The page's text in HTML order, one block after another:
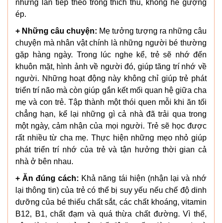
những lần tiếp theo trong thích thú, không hề gượng
ép.
+ Những câu chuyện: Mẹ tưởng tượng ra những câu
chuyện mà nhân vật chính là những người bé thường
gặp hàng ngày. Trong lúc nghe kể, trẻ sẽ nhớ đến
khuôn mặt, hình ảnh về người đó, giúp tăng trí nhớ về
người. Những hoạt động này không chỉ giúp trẻ phát
triển trí não mà còn giúp gắn kết mối quan hệ giữa cha
mẹ và con trẻ. Tập thành một thói quen mỗi khi ăn tối
chẳng hạn, kể lại những gì cả nhà đã trải qua trong
một ngày, cảm nhận của mọi người. Trẻ sẽ học được
rất nhiều từ cha mẹ. Thực hiện những mẹo nhỏ giúp
phát triển trí nhớ của trẻ và tận hưởng thời gian cả
nhà ở bên nhau.
+ Ăn đúng cách: Khả năng tái hiện (nhận lại và nhớ
lại thông tin) của trẻ có thể bị suy yếu nếu chế độ dinh
dưỡng của bé thiếu chất sắt, các chất khoáng, vitamin
B12, B1, chất đạm và quá thừa chất đường. Vì thế,